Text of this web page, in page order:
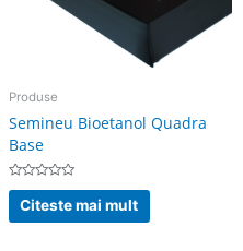
Produse
Semineu Bioetanol Quadra
Base
Evaluat
din
Citeste mai mult